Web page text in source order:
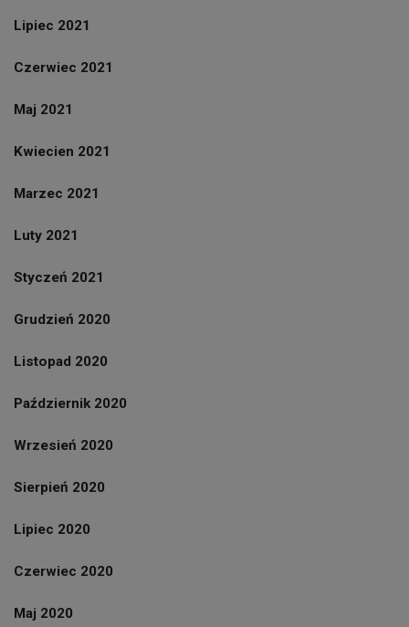
Lipiec 2021
Czerwiec 2021
Maj 2021
Kwiecien 2021
Marzec 2021
Luty 2021
Styczeń 2021
Grudzień 2020
Listopad 2020
Październik 2020
Wrzesień 2020
Sierpień 2020
Lipiec 2020
Czerwiec 2020
Maj 2020